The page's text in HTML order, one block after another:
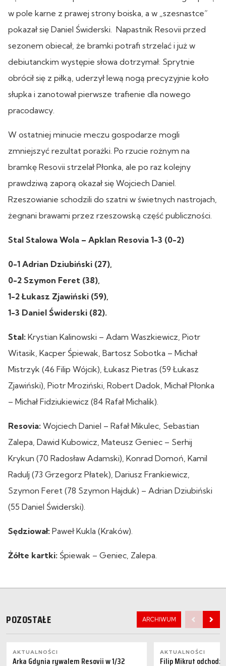
w pole karne z prawej strony boiska, a w „szesnastce”
pokazał się Daniel Świderski. Napastnik Resovii przed
sezonem obiecał, że bramki potrafi strzelać i już w
debiutanckim występie słowa dotrzymał. Sprytnie
obrócił się z piłką, uderzył lewą nogą precyzyjnie koło
słupka i zanotował pierwsze trafienie dla nowego
pracodawcy.
W ostatniej minucie meczu gospodarze mogli
zmniejszyć rezultat porażki. Po rzucie rożnym na
bramkę Resovii strzelał Płonka, ale po raz kolejny
prawdziwą zaporą okazał się Wojciech Daniel.
Rzeszowianie schodzili do szatni w świetnych nastrojach,
żegnani brawami przez rzeszowską część publiczności.
Stal Stalowa Wola – Apklan Resovia 1-3 (0-2)
0-1 Adrian Dziubiński (27),
0-2 Szymon Feret (38),
1-2 Łukasz Zjawiński (59),
1-3 Daniel Świderski (82).
Stal: Krystian Kalinowski – Adam Waszkiewicz, Piotr
Witasik, Kacper Śpiewak, Bartosz Sobotka – Michał
Mistrzyk (46 Filip Wójcik), Łukasz Pietras (59 Łukasz
Zjawiński), Piotr Mroziński, Robert Dadok, Michał Płonka
– Michał Fidziukiewicz (84 Rafał Michalik).
Resovia: Wojciech Daniel – Rafał Mikulec, Sebastian
Zalepa, Dawid Kubowicz, Mateusz Geniec – Serhij
Krykun (70 Radosław Adamski), Konrad Domoń, Kamil
Radulj (73 Grzegorz Płatek), Dariusz Frankiewicz,
Szymon Feret (78 Szymon Hajduk) – Adrian Dziubiński
(55 Daniel Świderski).
Sędziował: Paweł Kukla (Kraków).
Żółte kartki: Śpiewak – Geniec, Zalepa.
POZOSTAŁE ARCHIWUM
AKTUALNOŚCI
Arka Gdynia rywalem Resovii w 1/32
AKTUALNOŚCI
Filip Mikrut